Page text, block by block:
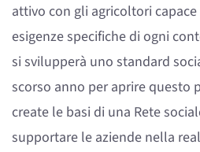
attivo con gli agricoltori
esigenze specifiche di ogni
si svilupperà uno standard
scorso anno per aprire questo
create le basi di una Rete
supportare le aziende nella